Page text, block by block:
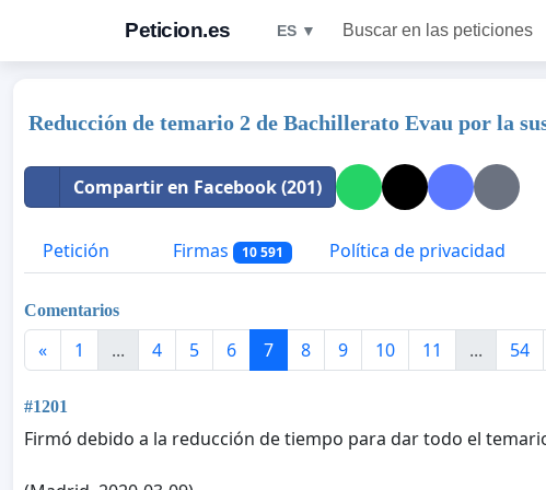
Peticion.es ES ▼ Buscar en las peticiones
Reducción de temario 2 de Bachillerato Evau por la
Compartir en Facebook (201)
Petición Firmas 10 591 Política de privacidad
Comentarios
« 1 ... 4 5 6 7 8 9 10 11 ... 54
#1201
Firmó debido a la reducción de tiempo para dar todo el